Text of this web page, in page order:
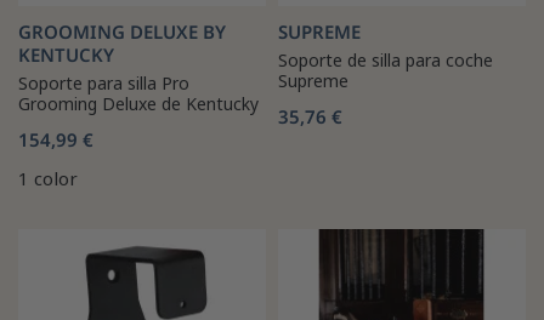
GROOMING DELUXE BY
KENTUCKY
Soporte para silla Pro
Grooming Deluxe de Kentucky
154,99 €
1 color
SUPREME
Soporte de silla para coche
Supreme
35,76 €